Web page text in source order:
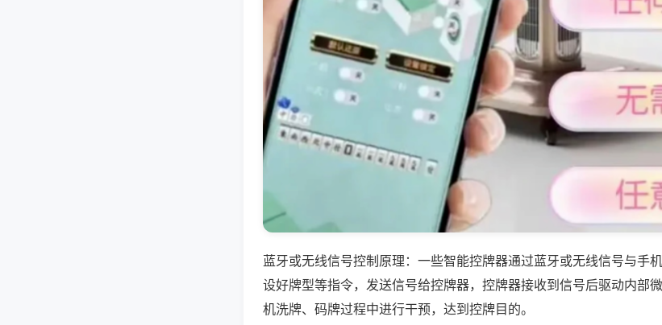
蓝牙或无线信号控制原理：一些智能控牌器通过蓝牙或无线信号与手
设好牌型等指令，发送信号给控牌器，控牌器接收到信号后驱动内部
机洗牌、码牌过程中进行干预，达到控牌目的。